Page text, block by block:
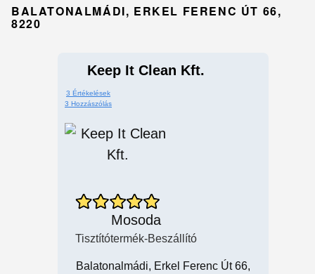
BALATONALMÁDI, ERKEL FERENC ÚT 66,
8220
Keep It Clean Kft.
3 Értékelések
3 Hozzászólás
Mosoda
Tisztítótermék-Beszállító
Balatonalmádi, Erkel Ferenc Út 66,